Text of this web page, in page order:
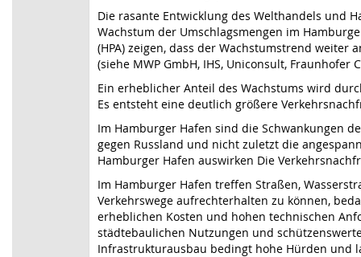
Die rasante Entwicklung des Welthandels und
Wachstum der Umschlagsmengen im
(HPA) zeigen, dass der Wachstumstrend
(siehe MWP GmbH, IHS, Uniconsult, Fraunhofer
Ein erheblicher Anteil des Wachstums wird
Es entsteht eine deutlich größere
Im Hamburger Hafen sind die Schwankungen
gegen Russland und nicht zuletzt die
Hamburger Hafen auswirken Die
Im Hamburger Hafen treffen Straßen,
Verkehrswege aufrechterhalten zu können,
erheblichen Kosten und hohen technischen
städtebaulichen Nutzungen und
Infrastrukturausbau bedingt hohe Hürden und